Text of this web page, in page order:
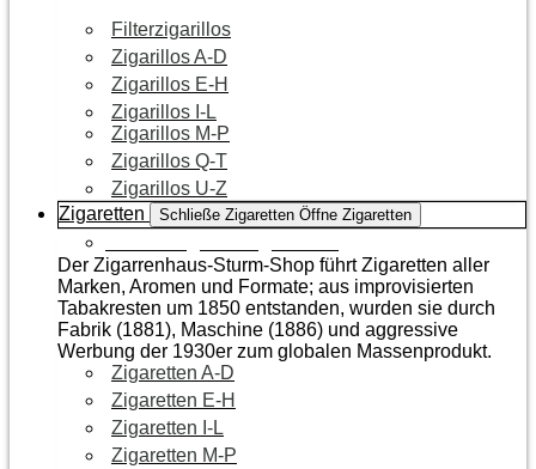
Filterzigarillos
Zigarillos A-D
Zigarillos E-H
Zigarillos I-L
Zigarillos M-P
Zigarillos Q-T
Zigarillos U-Z
Zigaretten
Schließe Zigaretten Öffne Zigaretten
Der Zigarrenhaus-Sturm-Shop führt Zigaretten aller
Marken, Aromen und Formate; aus improvisierten
Tabakresten um 1850 entstanden, wurden sie durch
Fabrik (1881), Maschine (1886) und aggressive
Werbung der 1930er zum globalen Massenprodukt.
Zigaretten A-D
Zigaretten E-H
Zigaretten I-L
Zigaretten M-P